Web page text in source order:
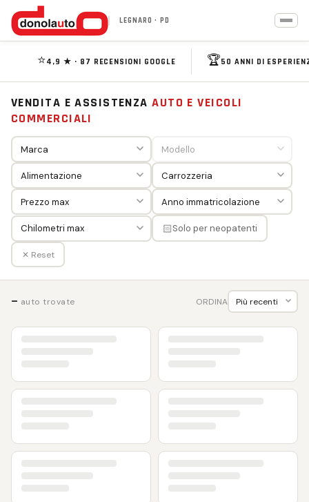
LEGNARO · PD
⭐4,9 ★ · 87 RECENSIONI GOOGLE 🏆50 ANNI DI
VENDITA E ASSISTENZAAUTO E VEICOLI
COMMERCIALI
🏻Solo per neopatenti
✕ Reset
— auto trovate ORDINA